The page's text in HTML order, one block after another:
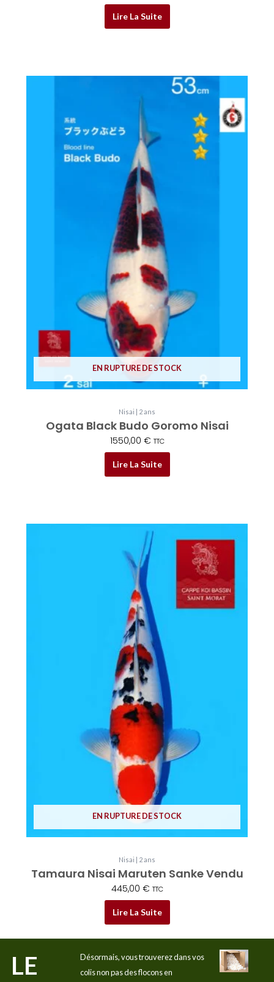
Lire La Suite
EN RUPTURE DE STOCK
Nisai | 2 ans
Ogata Black Budo Goromo Nisai
1550,00 € TTC
Lire La Suite
EN RUPTURE DE STOCK
Nisai | 2 ans
Tamaura Nisai Maruten Sanke Vendu
445,00 € TTC
Lire La Suite
LE
Désormais, vous trouverez dans vos
colis non pas des flocons en